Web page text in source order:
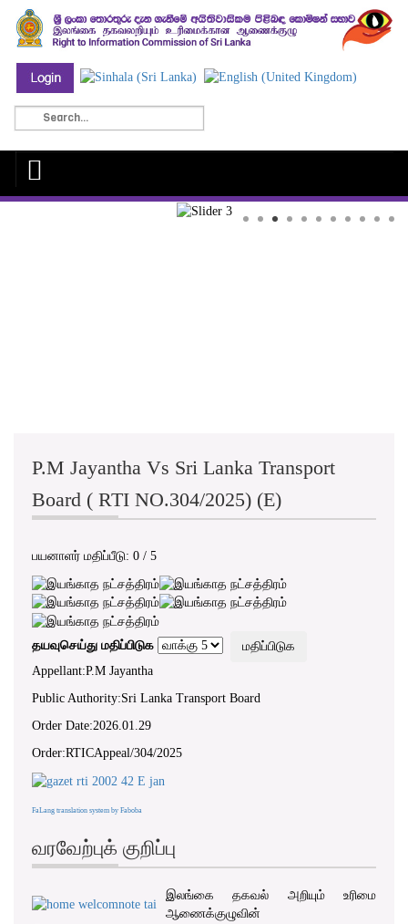
P.M Jayantha Vs Sri Lanka Transport
Board ( RTI NO.304/2025) (E)
பயனாளர் மதிப்பீடு: 0 / 5
தயவுசெய்து மதிப்பிடுக
Appellant:P.M Jayantha
Public Authority:Sri Lanka Transport Board
Order Date:2026.01.29
Order:RTICAppeal/304/2025
FaLang translation system by Faboba
வரவேற்புக் குறிப்பு
இலங்கை தகவல் அறியும் உரிமை
ஆணைக்குழுவின்